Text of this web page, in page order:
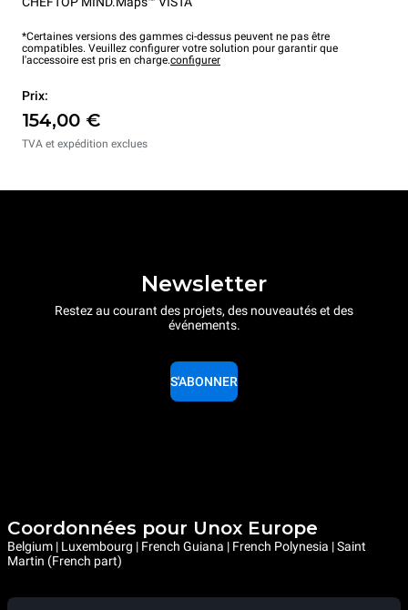
*Certaines versions des gammes ci-dessus peuvent ne pas être
compatibles. Veuillez configurer votre solution pour garantir que
l'accessoire est pris en charge.configurer
Prix:
154,00 €
TVA et expédition exclues
Newsletter
Restez au courant des projets, des nouveautés et des
événements.
S'ABONNER
Coordonnées pour Unox Europe
Belgium | Luxembourg | French Guiana | French Polynesia | Saint
Martin (French part)